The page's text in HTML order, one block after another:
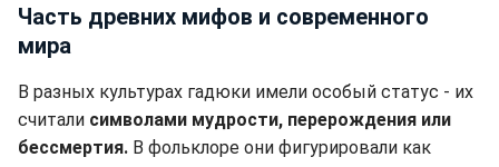
Часть древних мифов и современного
мира
В разных культурах гадюки имели особый статус - их
считали символами мудрости, перерождения или
бессмертия. В фольклоре они фигурировали как